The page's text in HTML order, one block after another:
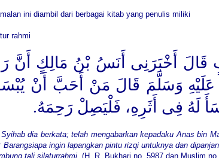
ini diambil dari berbagai kitab yang penulis miliki
rahmi
قَالَ أَخْبَرَنِى أَنَسُ بْنُ مَالِكٍ أَنَّ
عَلَيْهِ وَسَلَّمَ قَالَ مَنْ أَحَبَّ أَنْ
لَهُ فِى أَثَرِهِ، فَلْيَصِلْ رَحِمَهُ.
dia berkata; telah mengabarkan kepadaku Anas bin
Barangsiapa ingin lapangkan pintu rizqi untuknya dan
tali silaturrahmi. (H. R. Bukhari no. 5987 dan Muslim